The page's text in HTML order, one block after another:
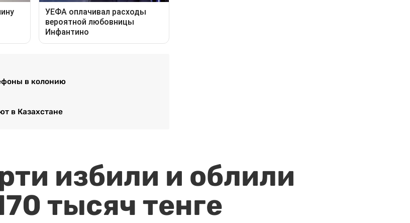
в колонию
в Казахстане
избили и облили
тысяч тенге